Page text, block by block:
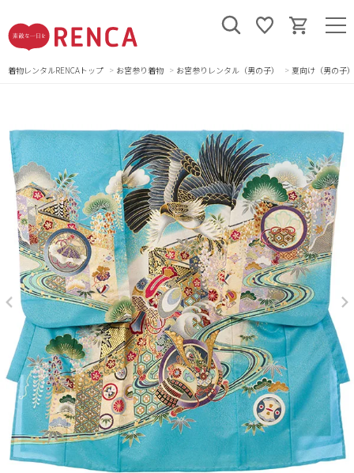
着物レンタルRENCAトップ お宮参り着物 お宮参りレンタル（男の子） 夏向け（男の子）